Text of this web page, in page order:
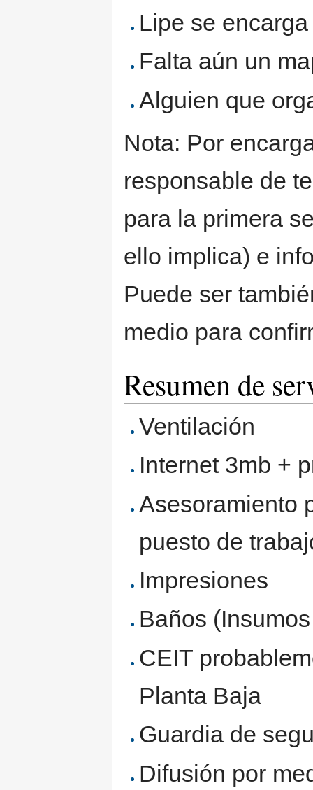
Lipe se
Falta aún un
Alguien que
Nota: Por
responsable de
para la primera
ello implica) e
Puede ser
medio para
Resumen de
Ventilación
Internet 3mb +
Asesoramiento
puesto de
Impresiones
Baños
CEIT
Planta Baja
Guardia de
Difusión por